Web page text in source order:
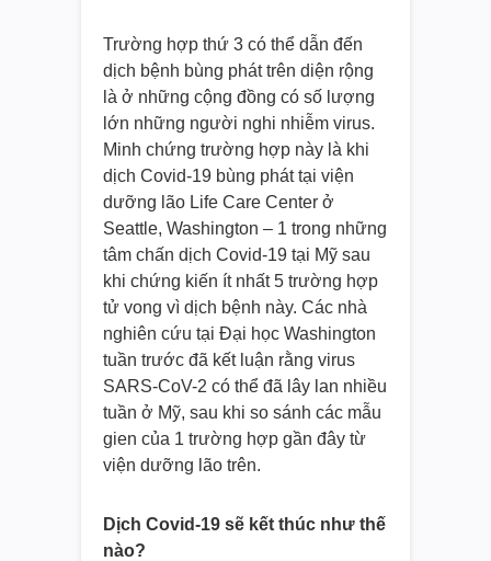
Trường hợp thứ 3 có thể dẫn đến
dịch bệnh bùng phát trên diện rộng
là ở những cộng đồng có số lượng
lớn những người nghi nhiễm virus.
Minh chứng trường hợp này là khi
dịch Covid-19 bùng phát tại viện
dưỡng lão Life Care Center ở
Seattle, Washington – 1 trong những
tâm chấn dịch Covid-19 tại Mỹ sau
khi chứng kiến ít nhất 5 trường hợp
tử vong vì dịch bệnh này. Các nhà
nghiên cứu tại Đại học Washington
tuần trước đã kết luận rằng virus
SARS-CoV-2 có thể đã lây lan nhiều
tuần ở Mỹ, sau khi so sánh các mẫu
gien của 1 trường hợp gần đây từ
viện dưỡng lão trên.
Dịch Covid-19 sẽ kết thúc như thế
nào?